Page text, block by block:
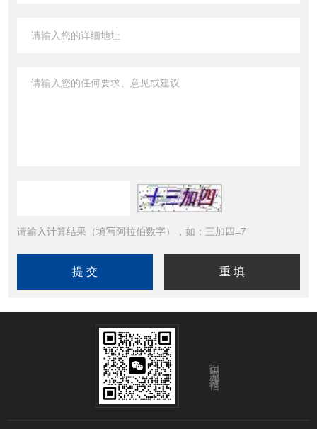
请输入计算结果（填写阿拉伯数字），如：三加四=7
扫码添加微信